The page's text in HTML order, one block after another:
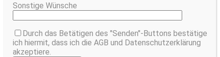
Sonstige Wünsche
Durch das Betätigen des "Senden"-Buttons bestätige
ich hiermit, dass ich die AGB und Datenschutzerklärung
akzeptiere.